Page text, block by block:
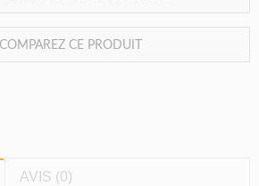
COMPAREZ CE PRODUIT
AVIS (0)